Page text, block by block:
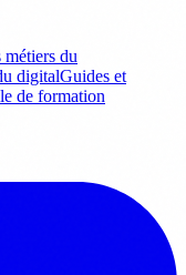
métiers du
digitalGuides et
de formation